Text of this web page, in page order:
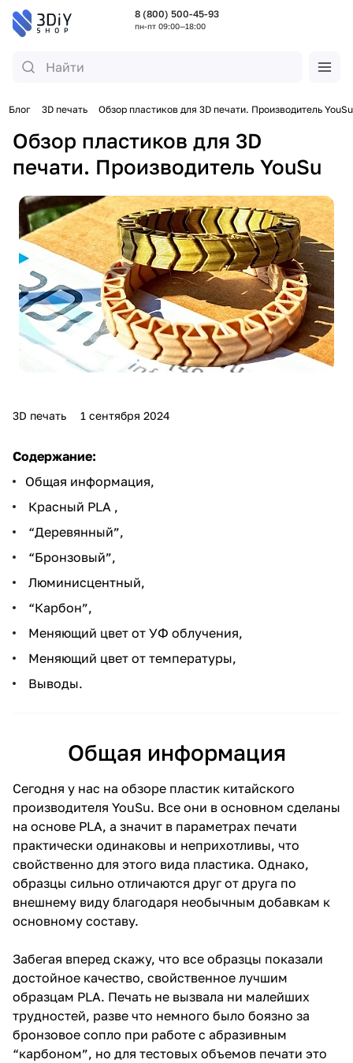
8 (800) 500-45-93
пн-пт 09:00—18:00
Блог 3D печать Обзор пластиков для 3D печати. Производитель YouSu
Обзор пластиков для 3D
печати. Производитель YouSu
3D печать 1 сентября 2024
Содержание:
Общая информация,
Красный PLA ,
“Деревянный”,
“Бронзовый”,
Люминисцентный,
“Карбон”,
Меняющий цвет от УФ облучения,
Меняющий цвет от температуры,
Выводы.
Общая информация
Сегодня у нас на обзоре пластик китайского
производителя YouSu. Все они в основном сделаны
на основе PLA, а значит в параметрах печати
практически одинаковы и неприхотливы, что
свойственно для этого вида пластика. Однако,
образцы сильно отличаются друг от друга по
внешнему виду благодаря необычным добавкам к
основному составу.
Забегая вперед скажу, что все образцы показали
достойное качество, свойственное лучшим
образцам PLA. Печать не вызвала ни малейших
трудностей, разве что немного было боязно за
бронзовое сопло при работе с абразивным
“карбоном”, но для тестовых объемов печати это